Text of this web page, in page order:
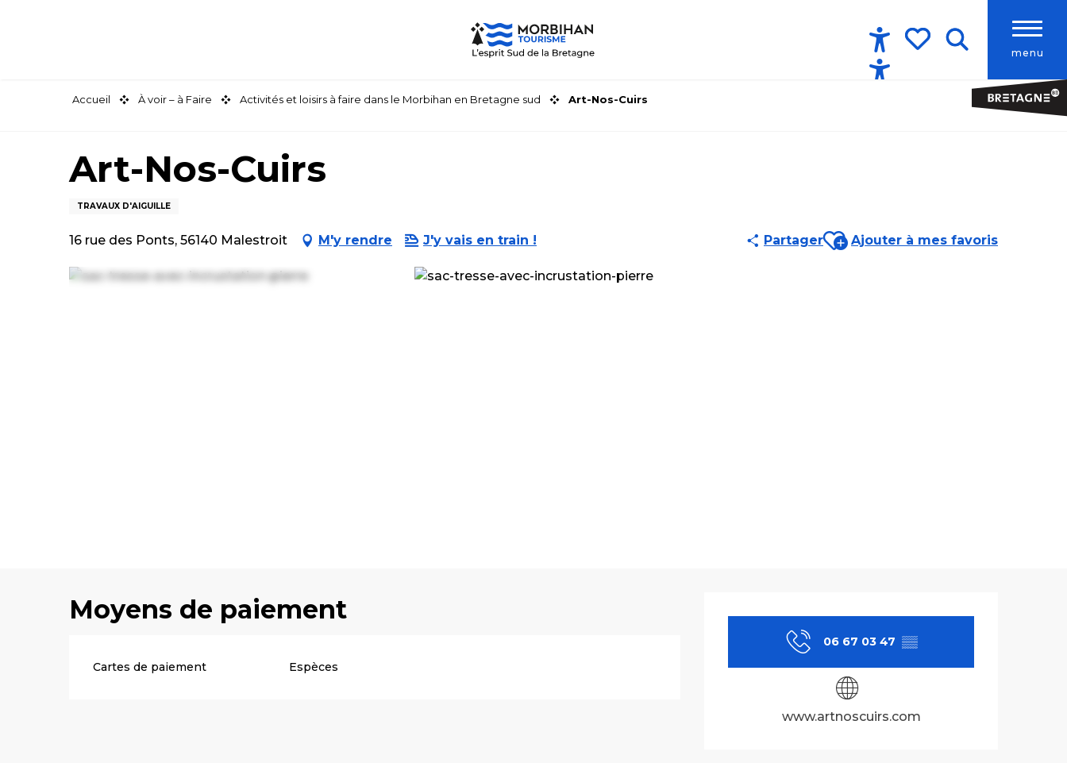
menu
Accessibilité
Accueil À voir – à Faire Activités et loisirs à faire dans le Morbihan en Bretagne sud Art-Nos-Cuirs
Art-Nos-Cuirs
TRAVAUX D'AIGUILLE
16 rue des Ponts, 56140 Malestroit M'y rendre J'y vais en train ! PartagerAjouter aux favoris
Ajouter à mes favoris
Ouverture et
06 67 03 47 ▒▒
www.artnoscuirs.com
Moyens de paiement
Cartes de paiement Espèces